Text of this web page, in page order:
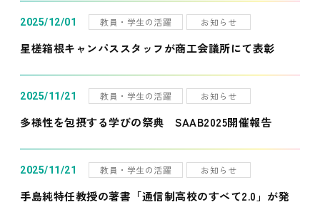
2025/12/01 教員・学生の活躍 お知らせ
星槎箱根キャンパススタッフが商工会議所にて表彰
2025/11/21 教員・学生の活躍 お知らせ
多様性を包摂する学びの祭典 SAAB2025開催報告
2025/11/21 教員・学生の活躍 お知らせ
手島純特任教授の著書「通信制高校のすべて2.0」が発